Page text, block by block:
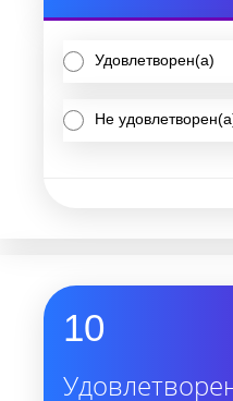
Удовлетворен(а)
Не
10